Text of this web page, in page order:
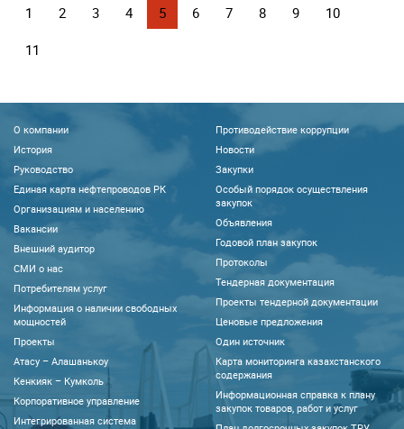
1 2 3 4 5 6 7 8 9 10
11
О компании
История
Руководство
Единая карта нефтепроводов РК
Организациям и населению
Вакансии
Внешний аудитор
CМИ о нас
Потребителям услуг
Информация о наличии свободных
мощностей
Проекты
Атасу – Алашанькоу
Кенкияк – Кумколь
Корпоративное управление
Интегрированная система
Противодействие коррупции
Новости
Закупки
Особый порядок осуществления
закупок
Объявления
Годовой план закупок
Протоколы
Тендерная документация
Проекты тендерной документации
Ценовые предложения
Один источник
Карта мониторинга казахстанского
содержания
Информационная справка к плану
закупок товаров, работ и услуг